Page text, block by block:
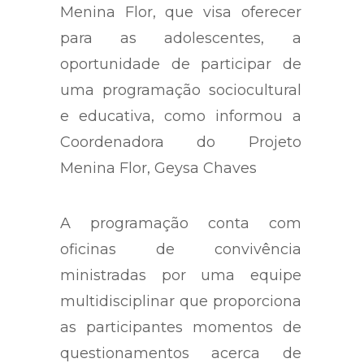
Menina Flor, que visa oferecer
para as adolescentes, a
oportunidade de participar de
uma programação sociocultural
e educativa, como informou a
Coordenadora do Projeto
Menina Flor, Geysa Chaves
A programação conta com
oficinas de convivência
ministradas por uma equipe
multidisciplinar que proporciona
as participantes momentos de
questionamentos acerca de